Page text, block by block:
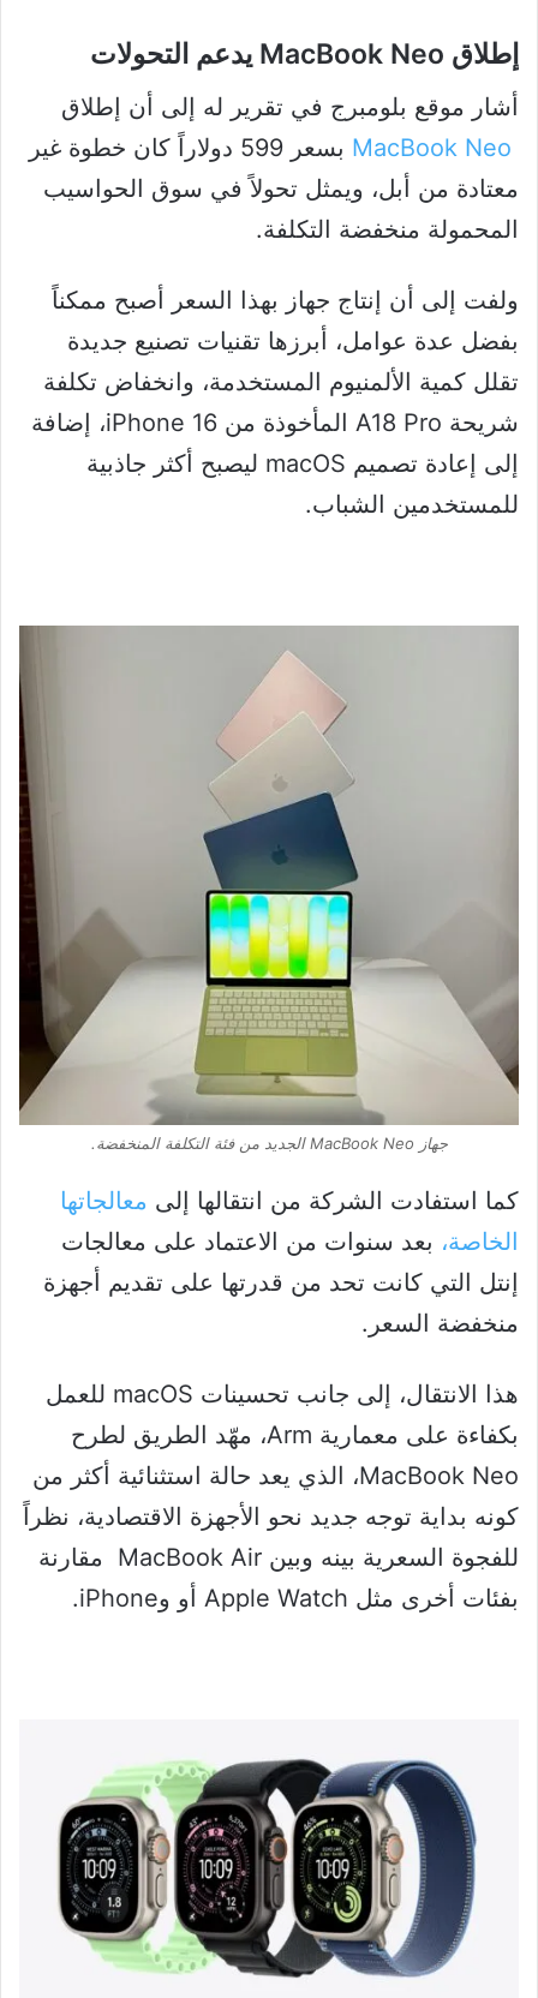
إطلاق MacBook Neo يدعم التحولات
أشار موقع بلومبرج في تقرير له إلى أن إطلاق
MacBook Neo
بسعر 599 دولاراً كان خطوة غير
معتادة من أبل، ويمثل تحولاً في سوق الحواسيب
المحمولة منخفضة التكلفة.
ولفت إلى أن إنتاج جهاز بهذا السعر أصبح ممكناً
بفضل عدة عوامل، أبرزها تقنيات تصنيع جديدة
تقلل كمية الألمنيوم المستخدمة، وانخفاض تكلفة
شريحة A18 Pro المأخوذة من iPhone 16، إضافة
إلى إعادة تصميم macOS ليصبح أكثر جاذبية
للمستخدمين الشباب.
جهاز MacBook Neo الجديد من فئة التكلفة المنخفضة.
كما استفادت الشركة من انتقالها إلى معالجاتها
الخاصة، بعد سنوات من الاعتماد على معالجات
إنتل التي كانت تحد من قدرتها على تقديم أجهزة
منخفضة السعر.
هذا الانتقال، إلى جانب تحسينات macOS للعمل
بكفاءة على معمارية Arm، مهّد الطريق لطرح
MacBook Neo، الذي يعد حالة استثنائية أكثر من
كونه بداية توجه جديد نحو الأجهزة الاقتصادية، نظراً
للفجوة السعرية بينه وبين MacBook Air مقارنة
بفئات أخرى مثل Apple Watch أو وiPhone.